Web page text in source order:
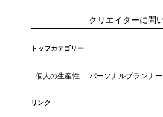
クリエイターに問
トップカテゴリー
個人の生産性 パーソナルプランナー
リンク